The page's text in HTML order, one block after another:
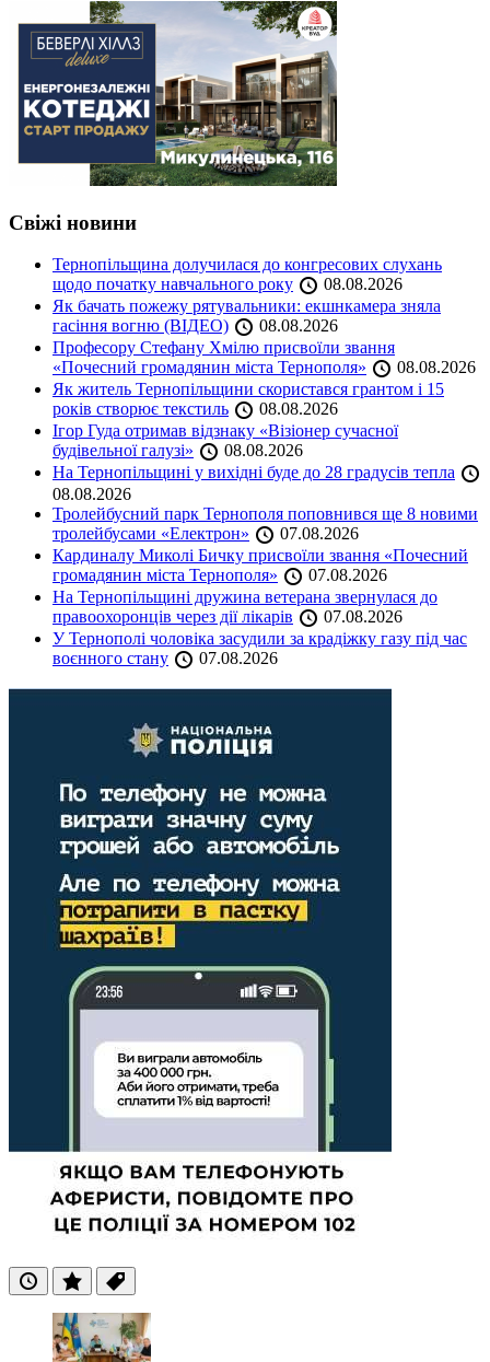
Свіжі новини
Тернопільщина долучилася до конгресових слухань
щодо початку навчального року
08.08.2026
Як бачать пожежу рятувальники: екшнкамера зняла
гасіння вогню (ВІДЕО)
08.08.2026
Професору Стефану Хмілю присвоїли звання
«Почесний громадянин міста Тернополя»
08.08.2026
Як житель Тернопільщини скористався грантом і 15
років створює текстиль
08.08.2026
Ігор Гуда отримав відзнаку «Візіонер сучасної
будівельної галузі»
08.08.2026
На Тернопільщині у вихідні буде до 28 градусів тепла
08.08.2026
Тролейбусний парк Тернополя поповнився ще 8 новими
тролейбусами «Електрон»
07.08.2026
Кардиналу Миколі Бичку присвоїли звання «Почесний
громадянин міста Тернополя»
07.08.2026
На Тернопільщині дружина ветерана звернулася до
правоохоронців через дії лікарів
07.08.2026
У Тернополі чоловіка засудили за крадіжку газу під час
воєнного стану
07.08.2026
ОстанніПопулярні
Теги